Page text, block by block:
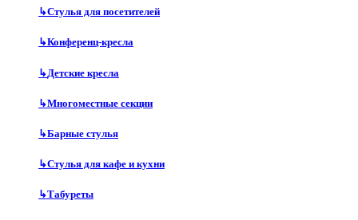
↳Стулья для посетителей
↳Конференц-кресла
↳Детские кресла
↳Многоместные секции
↳Барные стулья
↳Стулья для кафе и кухни
↳Табуреты